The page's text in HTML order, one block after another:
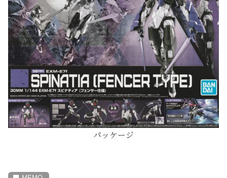
パッケージ